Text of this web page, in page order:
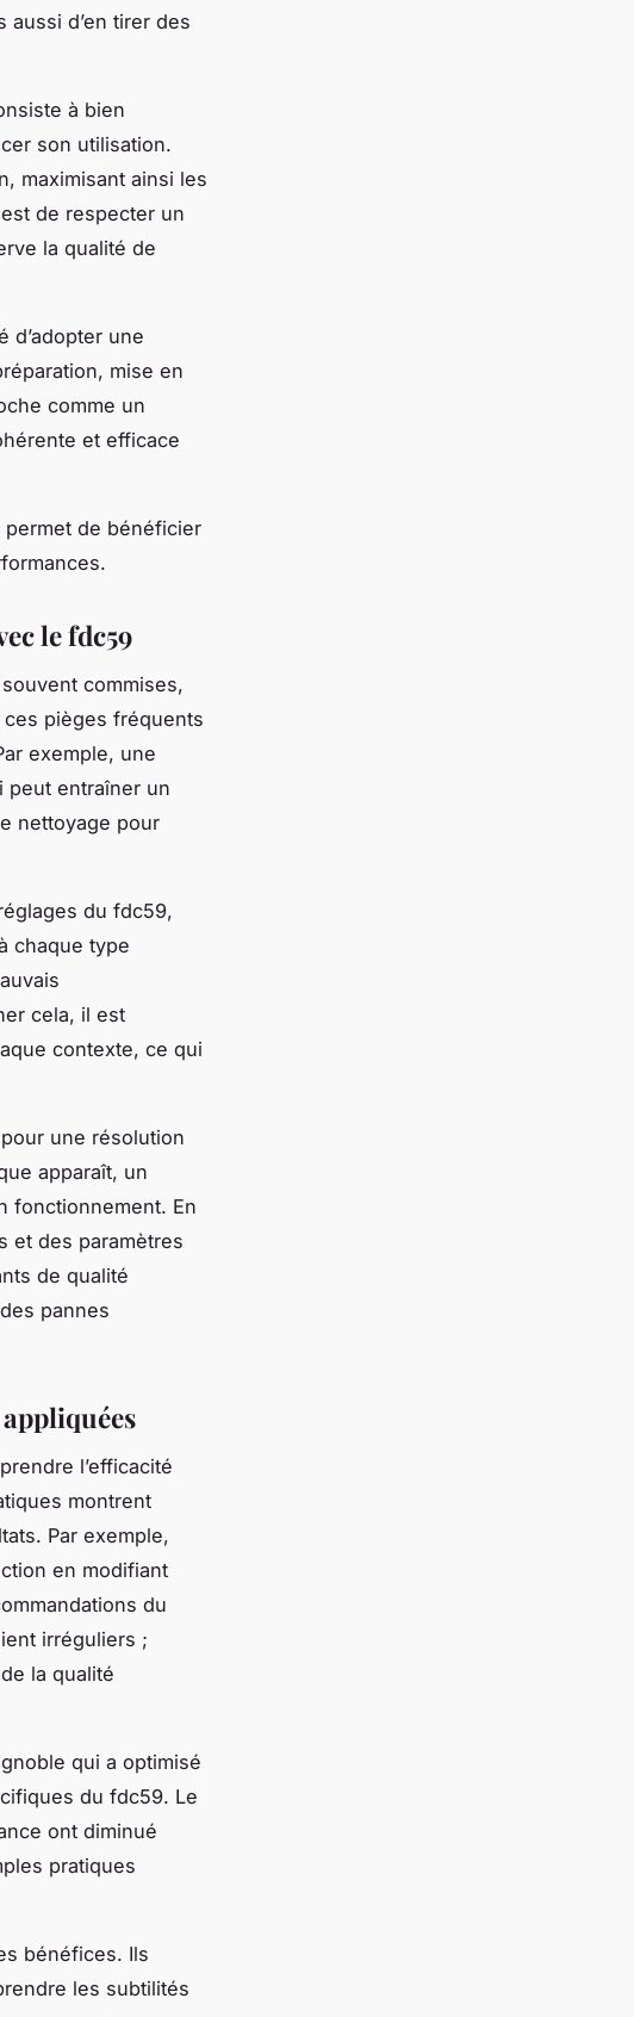
aussi d’en tirer des
à bien
son utilisation.
maximisant ainsi les
de respecter un
la qualité de
d’adopter une
mise en
comme un
et efficace
de bénéficier
le fdc59
commises,
pièges fréquents
exemple, une
entraîner un
nettoyage pour
du fdc59,
chaque type
cela, il est
contexte, ce qui
une résolution
apparaît, un
fonctionnement. En
et des paramètres
de qualité
pannes
appliquées
l’efficacité
montrent
Par exemple,
en modifiant
du
irréguliers ;
la qualité
qui a optimisé
du fdc59. Le
ont diminué
pratiques
bénéfices. Ils
les subtilités